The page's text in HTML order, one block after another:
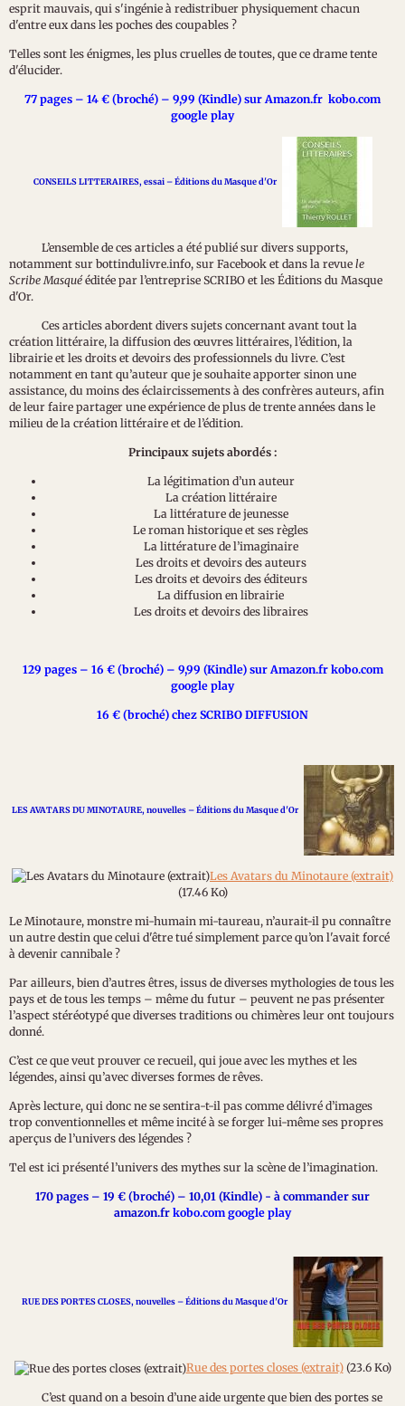
esprit mauvais, qui s'ingénie à redistribuer physiquement chacun
d'entre eux dans les poches des coupables ?
Telles sont les énigmes, les plus cruelles de toutes, que ce drame tente
d'élucider.
77 pages – 14 € (broché) – 9,99 (Kindle) sur Amazon.fr kobo.com
google play
CONSEILS LITTERAIRES, essai – Éditions du Masque d'Or
L’ensemble de ces articles a été publié sur divers supports,
notamment sur bottindulivre.info, sur Facebook et dans la revue le
Scribe Masquééditée par l’entreprise SCRIBO et les Éditions du Masque
d'Or.
Ces articles abordent divers sujets concernant avant tout la
création littéraire, la diffusion des œuvres littéraires, l’édition, la
librairie et les droits et devoirs des professionnels du livre. C’est
notamment en tant qu’auteur que je souhaite apporter sinon une
assistance, du moins des éclaircissements à des confrères auteurs, afin
de leur faire partager une expérience de plus de trente années dans le
milieu de la création littéraire et de l’édition.
Principaux sujets abordés :
La légitimation d’un auteur
La création littéraire
La littérature de jeunesse
Le roman historique et ses règles
La littérature de l’imaginaire
Les droits et devoirs des auteurs
Les droits et devoirs des éditeurs
La diffusion en librairie
Les droits et devoirs des libraires
129 pages – 16 € (broché) – 9,99 (Kindle) sur Amazon.fr kobo.com
google play
16 € (broché) chez SCRIBO DIFFUSION
LES AVATARS DU MINOTAURE, nouvelles – Éditions du Masque d'Or
Les Avatars du Minotaure (extrait)
(17.46 Ko)
Le Minotaure, monstre mi-humain mi-taureau, n’aurait-il pu connaître
un autre destin que celui d'être tué simplement parce qu’on l'avait forcé
à devenir cannibale ?
Par ailleurs, bien d’autres êtres, issus de diverses mythologies de tous les
pays et de tous les temps – même du futur – peuvent ne pas présenter
l’aspect stéréotypé que diverses traditions ou chimères leur ont toujours
donné.
C’est ce que veut prouver ce recueil, qui joue avec les mythes et les
légendes, ainsi qu’avec diverses formes de rêves.
Après lecture, qui donc ne se sentira-t-il pas comme délivré d’images
trop conventionnelles et même incité à se forger lui-même ses propres
aperçus de l’univers des légendes ?
Tel est ici présenté l’univers des mythes sur la scène de l’imagination.
170 pages – 19 € (broché) – 10,01 (Kindle) - à commander sur
amazon.fr kobo.com google play
RUE DES PORTES CLOSES, nouvelles – Éditions du Masque d'Or
Rue des portes closes (extrait)(23.6 Ko)
C’est quand on a besoin d’une aide urgente que bien des portes se